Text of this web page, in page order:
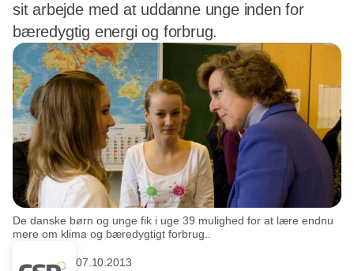
sit arbejde med at uddanne unge inden for
bæredygtig energi og forbrug.
De danske børn og unge fik i uge 39 mulighed for at lære endnu
mere om klima og bæredygtigt forbrug..
07.10.2013